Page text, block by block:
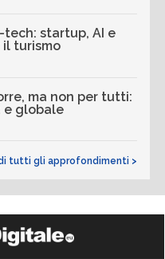
startup, AI e
il turismo
ma non per tutti:
e globale
tutti gli approfondimenti >